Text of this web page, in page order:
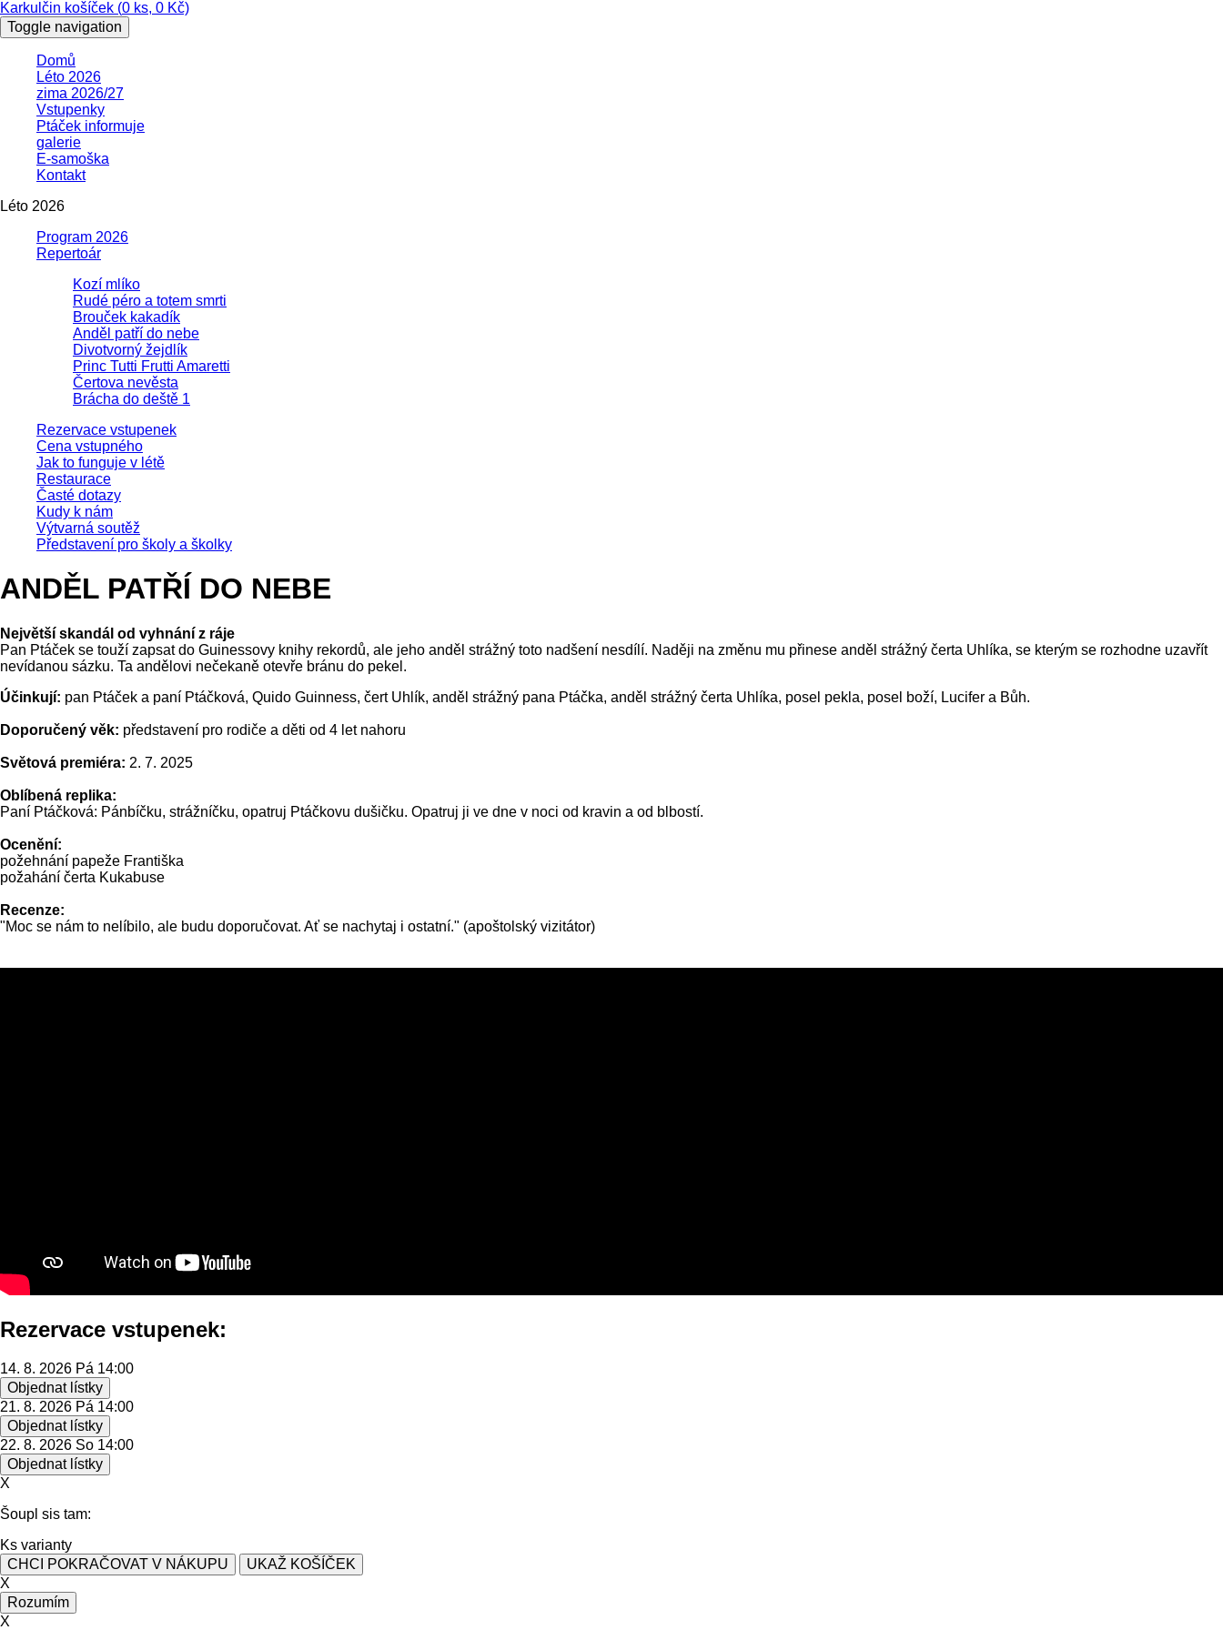
Karkulčin košíček (0 ks, 0 Kč)
Toggle navigation
Domů
Léto 2026
zima 2026/27
Vstupenky
Ptáček informuje
galerie
E-samoška
Kontakt
Léto 2026
Program 2026
Repertoár
Kozí mlíko
Rudé péro a totem smrti
Brouček kakadík
Anděl patří do nebe
Divotvorný žejdlík
Princ Tutti Frutti Amaretti
Čertova nevěsta
Brácha do deště 1
Rezervace vstupenek
Cena vstupného
Jak to funguje v létě
Restaurace
Časté dotazy
Kudy k nám
Výtvarná soutěž
Představení pro školy a školky
ANDĚL PATŘÍ DO NEBE
Největší skandál od vyhnání z ráje
Pan Ptáček se touží zapsat do Guinessovy knihy rekordů, ale jeho anděl strážný toto nadšení nesdílí. Naději na změnu mu přinese anděl strážný čerta Uhlíka, se kterým se rozhodne uzavřít
nevídanou sázku. Ta andělovi nečekaně otevře bránu do pekel.
Účinkují: pan Ptáček a paní Ptáčková, Quido Guinness, čert Uhlík, anděl strážný pana Ptáčka, anděl strážný čerta Uhlíka, posel pekla, posel boží, Lucifer a Bůh.
Doporučený věk: představení pro rodiče a děti od 4 let nahoru
Světová premiéra: 2. 7. 2025
Oblíbená replika:
Paní Ptáčková: Pánbíčku, strážníčku, opatruj Ptáčkovu dušičku. Opatruj ji ve dne v noci od kravin a od blbostí.
Ocenění:
požehnání papeže Františka
požahání čerta Kukabuse
Recenze:
"Moc se nám to nelíbilo, ale budu doporučovat. Ať se nachytaj i ostatní." (apoštolský vizitátor)
Rezervace vstupenek:
14. 8. 2026 Pá 14:00
Objednat lístky
21. 8. 2026 Pá 14:00
Objednat lístky
22. 8. 2026 So 14:00
Objednat lístky
X
Šoupl sis tam:
Ks varianty
CHCI POKRAČOVAT V NÁKUPU
UKAŽ KOŠÍČEK
X
Rozumím
X